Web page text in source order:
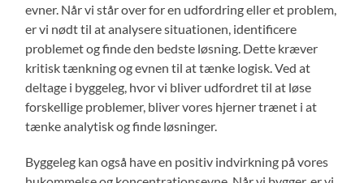
evner. Når vi står over for en udfordring eller et problem,
er vi nødt til at analysere situationen, identificere
problemet og finde den bedste løsning. Dette kræver
kritisk tænkning og evnen til at tænke logisk. Ved at
deltage i byggeleg, hvor vi bliver udfordret til at løse
forskellige problemer, bliver vores hjerner trænet i at
tænke analytisk og finde løsninger.
Byggeleg kan også have en positiv indvirkning på vores